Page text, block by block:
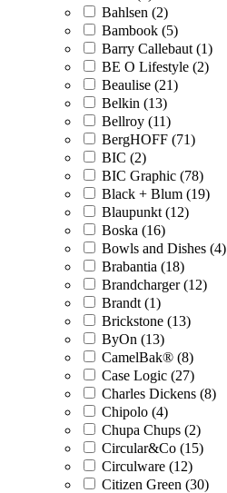
Bahlsen (2)
Bambook (5)
Barry Callebaut (1)
BE O Lifestyle (2)
Beaulise (21)
Belkin (13)
Bellroy (11)
BergHOFF (71)
BIC (2)
BIC Graphic (78)
Black + Blum (19)
Blaupunkt (12)
Boska (16)
Bowls and Dishes (4)
Brabantia (18)
Brandcharger (12)
Brandt (1)
Brickstone (13)
ByOn (13)
CamelBak® (8)
Case Logic (27)
Charles Dickens (8)
Chipolo (4)
Chupa Chups (2)
Circular&Co (15)
Circulware (12)
Citizen Green (30)